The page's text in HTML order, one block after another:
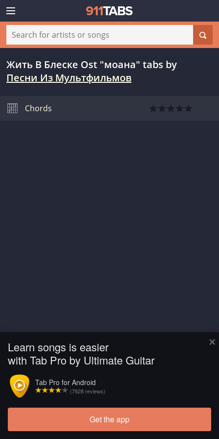
×
Learn songs is easier
with Tab Pro by Ultimate Guitar
Tab Pro for Android
(7828 reviews)
Get the app
Жить В Блеске Ost "моана" tabs by
Песни Из Мультфильмов
Chords